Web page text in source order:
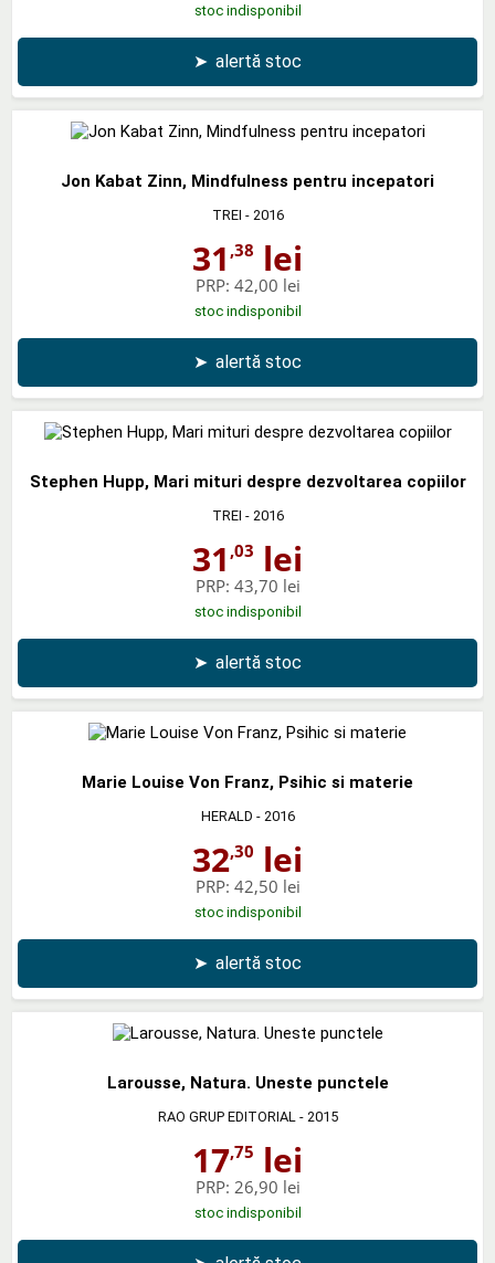
stoc indisponibil
➤ alertă stoc
Jon Kabat Zinn, Mindfulness pentru incepatori
TREI - 2016
31 ,38 lei
PRP: 42,00 lei
stoc indisponibil
➤ alertă stoc
Stephen Hupp, Mari mituri despre dezvoltarea copiilor
TREI - 2016
31 ,03 lei
PRP: 43,70 lei
stoc indisponibil
➤ alertă stoc
Marie Louise Von Franz, Psihic si materie
HERALD - 2016
32,30 lei
PRP: 42,50 lei
stoc indisponibil
➤ alertă stoc
Larousse, Natura. Uneste punctele
RAO GRUP EDITORIAL - 2015
17,75 lei
PRP: 26,90 lei
stoc indisponibil